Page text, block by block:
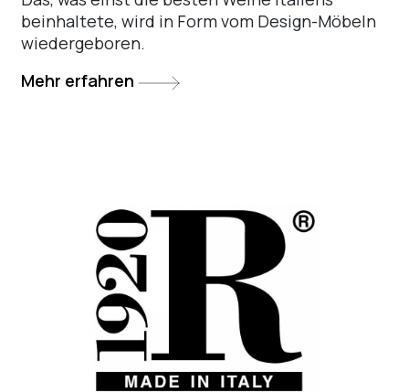
beinhaltete, wird in Form vom Design-Möbeln
wiedergeboren.
Mehr erfahren